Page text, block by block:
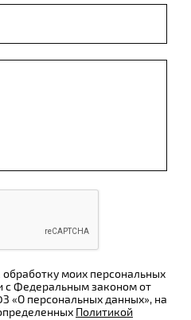
обработку моих персональных
с Федеральным законом от
«О персональных данных», на
Политикой